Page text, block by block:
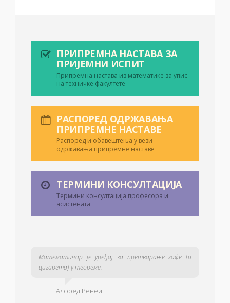
ПРИПРЕМНА НАСТАВА ЗА
ПРИЈЕМНИ ИСПИТ
Припремна настава из математике за упис
на техничке факултете
РАСПОРЕД ОДРЖАВАЊА
ПРИПРЕМНЕ НАСТАВЕ
Распоред и обавештења у вези
одржавања припремне наставе
ТЕРМИНИ КОНСУЛТАЦИЈА
Термини консултација професора и
асистената
Математичар је уређај за претварање кафе [и
цигарета] у теореме.
Алфред Ренеи